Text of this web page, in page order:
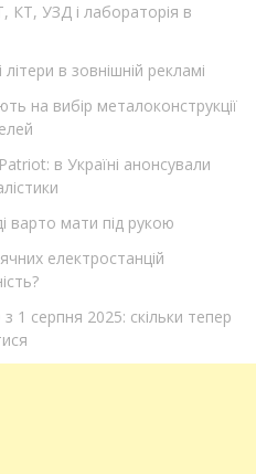
КТ, УЗД і лабораторія в
в зовнішній рекламі
на вибір металоконструкції
в Україні анонсували
варто мати під рукою
електростанцій
серпня 2025: скільки тепер